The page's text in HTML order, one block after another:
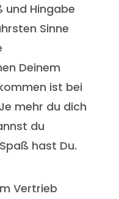
und Hingabe
Sinne
Deinem
ist bei
mehr du dich
du
hast Du.
Vertrieb